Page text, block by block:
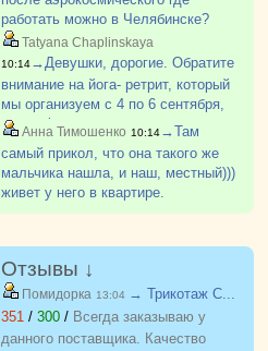
работать можно в Челябинске?
Tatyana Chaplinskaya
10:14→Девушки, дорогие. Обратите
внимание на йога- ретрит, который
мы организуем с 4 по 6 сентября,
вся информация в рубрике
Болталка . В возрасте "бабьего
лета", важно не только физическое,
но и ментальное здоровье.Мы
будем?
Анна Тимошенко 10:14→Там
самый прикол, что она такого же
мальчика нашла, и наш, местный)))
живет у него в квартире.
Отзывы ↓
Помидорка 13:04 → Трикотаж C...
351 / 300 / Всегда заказываю у
данного поставщика. Качество